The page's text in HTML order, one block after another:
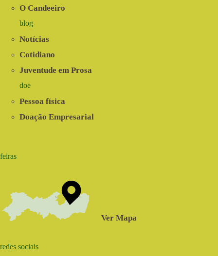
O Candeeiro
blog
Notícias
Cotidiano
Juventude em Prosa
doe
Pessoa física
Doação Empresarial
feiras
Ver Mapa
redes sociais